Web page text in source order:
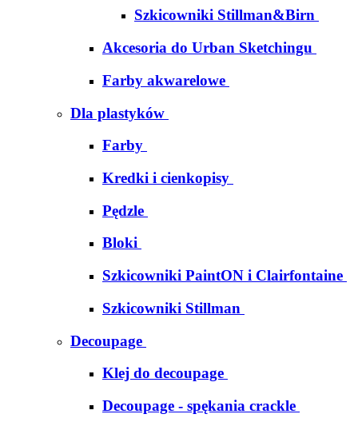
Szkicowniki Stillman&Birn
Akcesoria do Urban Sketchingu
Farby akwarelowe
Dla plastyków
Farby
Kredki i cienkopisy
Pędzle
Bloki
Szkicowniki PaintON i Clairfontaine
Szkicowniki Stillman
Decoupage
Klej do decoupage
Decoupage - spękania crackle